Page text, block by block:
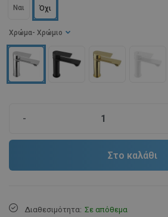
Χρώμα - Χρώμιο
Ναι Όχι
-
Στο καλάθι
Διαθεσιμότητα: Σε απόθεμα